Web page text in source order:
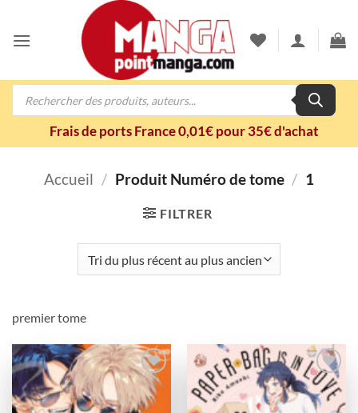
contenu
Recherche
Frais de ports France 0,01€ pour 35€ d'achat
Accueil / Produit Numéro de tome / 1
FILTRER
premier tome
Ajouter
à la
wishlist
Ajouter
à la
wishlist